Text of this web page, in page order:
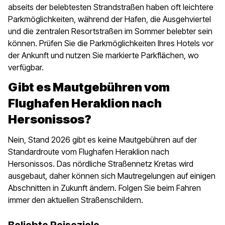
abseits der belebtesten Strandstraßen haben oft leichtere
Parkmöglichkeiten, während der Hafen, die Ausgehviertel
und die zentralen Resortstraßen im Sommer belebter sein
können. Prüfen Sie die Parkmöglichkeiten Ihres Hotels vor
der Ankunft und nutzen Sie markierte Parkflächen, wo
verfügbar.
Gibt es Mautgebühren vom
Flughafen Heraklion nach
Hersonissos?
Nein, Stand 2026 gibt es keine Mautgebühren auf der
Standardroute vom Flughafen Heraklion nach
Hersonissos. Das nördliche Straßennetz Kretas wird
ausgebaut, daher können sich Mautregelungen auf einigen
Abschnitten in Zukunft ändern. Folgen Sie beim Fahren
immer den aktuellen Straßenschildern.